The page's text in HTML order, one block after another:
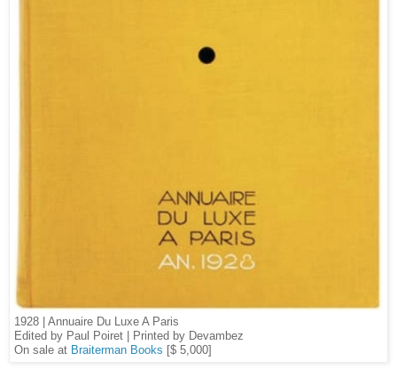
1928 | Annuaire Du Luxe A Paris
Edited by Paul Poiret | Printed by Devambez
On sale at Braiterman Books [$ 5,000]